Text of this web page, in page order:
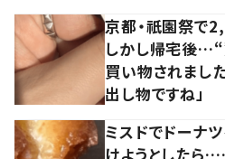
京都・祇園祭で
しかし帰宅後…“
買い物されました
出し物ですね」
ミスドでドーナ
けようとした